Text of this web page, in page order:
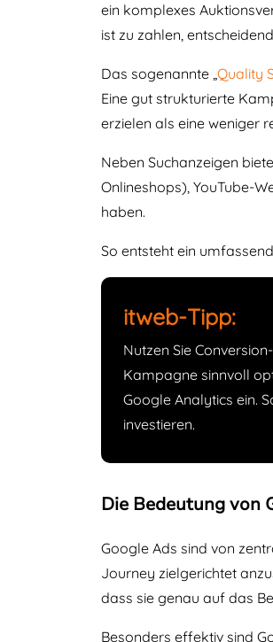
ein komplexes
ist zu zahlen,
Das sogenannte „Quality
Eine gut strukturierte
erzielen als eine weniger
Neben Suchanzeigen
Onlineshops), YouTube-
haben.
So entsteht ein
itweb-Tipp:
Nutzen Sie
Kampagne sinnvoll
Google Analytics ein.
investieren.
Die Bedeutung von
Google Ads sind von
Journey zielgerichtet
dass sie genau auf das
Besonders effektiv sind